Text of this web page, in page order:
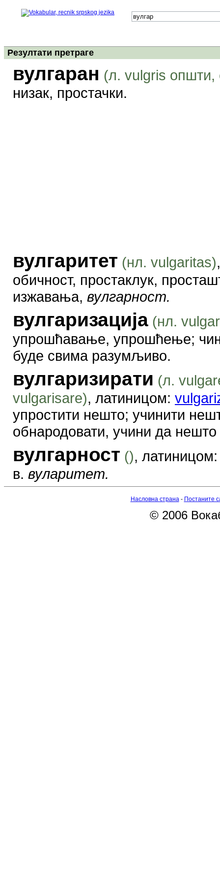
Резултати претраге
вулгаран (л. vulgris
низак, простачки.
вулгаритет (нл. vulgaritas)
обичност, простаклук,
изжавања, вулгарност.
вулгаризација (нл.
упрошћавање, упрошћење;
буде свима разумљиво.
вулгаризирати (л.
vulgarisare), латиницом:
упростити нешто; учинити
обнародовати, учини да
вулгарност (),
в. вуларитет.
Насловна страна- Постаните
© 2006